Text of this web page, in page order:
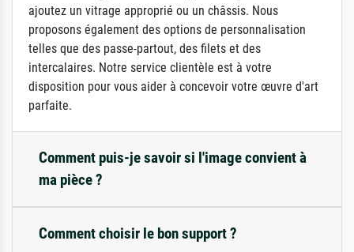
ajoutez un vitrage approprié ou un châssis. Nous
proposons également des options de personnalisation
telles que des passe-partout, des filets et des
intercalaires. Notre service clientèle est à votre
disposition pour vous aider à concevoir votre œuvre d'art
parfaite.
Comment puis-je savoir si l'image convient à
ma pièce ?
Comment choisir le bon support ?